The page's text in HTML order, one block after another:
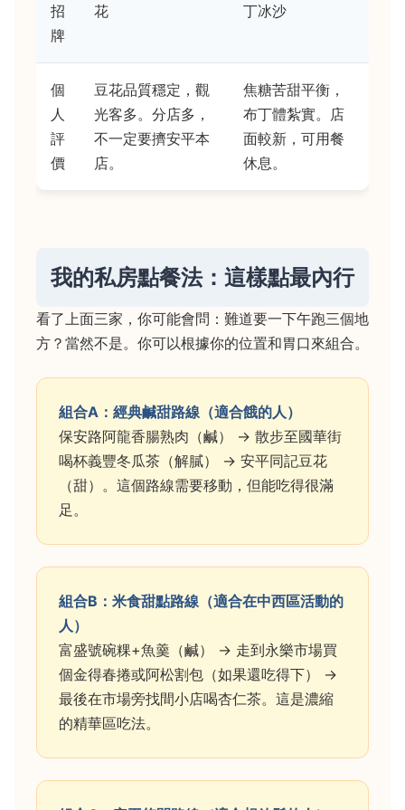
招
牌
花
丁冰沙
個
人
評
價
豆花品質穩定，觀
光客多。分店多，
不一定要擠安平本
店。
焦糖苦甜平衡，
布丁體紮實。店
面較新，可用餐
休息。
我的私房點餐法：這樣點最內行
看了上面三家，你可能會問：難道要一下午跑三個地
方？當然不是。你可以根據你的位置和胃口來組合。
組合A：經典鹹甜路線（適合餓的人）
保安路阿龍香腸熟肉（鹹） → 散步至國華街
喝杯義豐冬瓜茶（解膩） → 安平同記豆花
（甜）。這個路線需要移動，但能吃得很滿
足。
組合B：米食甜點路線（適合在中西區活動的
人）
富盛號碗粿+魚羹（鹹） → 走到永樂市場買
個金得春捲或阿松割包（如果還吃得下） →
最後在市場旁找間小店喝杏仁茶。這是濃縮
的精華區吃法。